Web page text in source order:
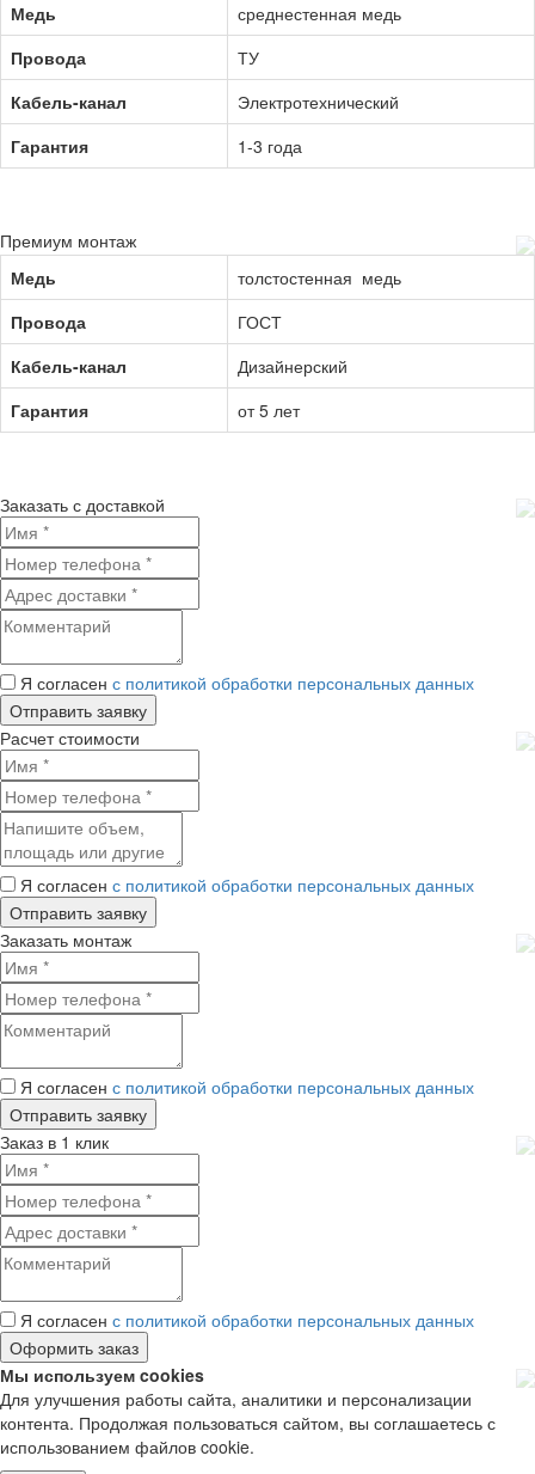
Медь
среднестенная медь
Провода
ТУ
Кабель-канал
Электротехнический
Гарантия
1-3 года
Премиум монтаж
Медь
толстостенная медь
Провода
ГОСТ
Кабель-канал
Дизайнерский
Гарантия
от 5 лет
Заказать с доставкой
Я согласен с политикой обработки персональных данных
Расчет стоимости
Я согласен с политикой обработки персональных данных
Заказать монтаж
Я согласен с политикой обработки персональных данных
Заказ в 1 клик
Я согласен с политикой обработки персональных данных
Мы используем cookies
Для улучшения работы сайта, аналитики и персонализации
контента. Продолжая пользоваться сайтом, вы соглашаетесь с
использованием файлов cookie.